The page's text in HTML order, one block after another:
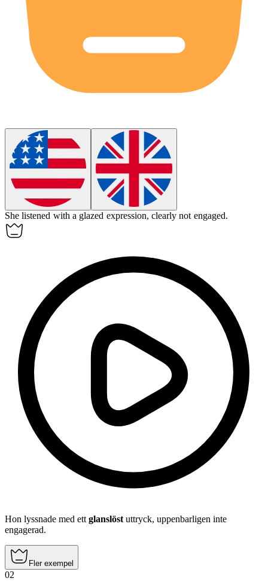
She listened with a glazed expression, clearly not engaged.
Hon lyssnade med ett glanslöst uttryck, uppenbarligen inte
engagerad.
Fler exempel
02